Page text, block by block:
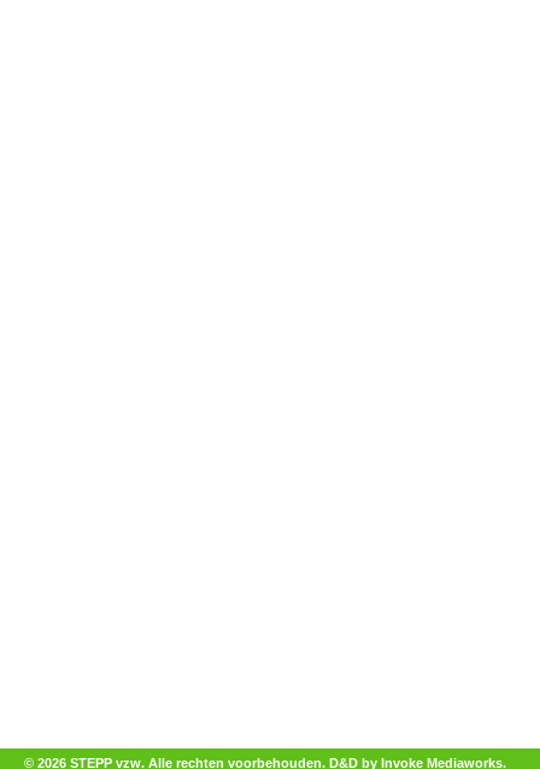
© 2026 STEPP vzw. Alle rechten voorbehouden. D&D by Invoke Mediaworks.